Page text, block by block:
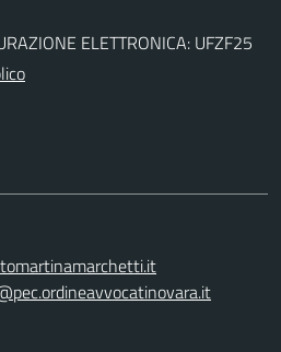
ELETTRONICA: UFZF25